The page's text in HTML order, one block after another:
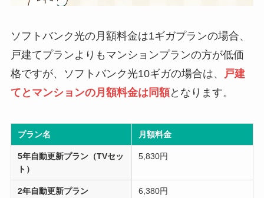
ソフトバンク光の月額料金は1ギガプランの場合、
戸建てプランよりもマンションプランの方が低価
格ですが、ソフトバンク光10ギガの場合は、
戸建
てとマンションの月額料金は同額となります。
プラン名 月額料金
5年自動更新プラン（TVセッ
ト）
5,830円
2年自動更新プラン 6,380円